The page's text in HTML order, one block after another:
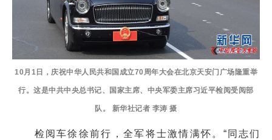
10月1日，庆祝中华人民共和国成立70周年大会在北京天安门广场隆重举
行。这是中共中央总书记、国家主席、中央军委主席习近平检阅受阅部
队。 新华社记者 李涛 摄
检阅车徐徐前行，全军将士激情满怀。“同志们